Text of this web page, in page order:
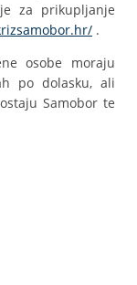
za prikupljanje
.
osobe moraju
po dolasku, ali
Samobor te